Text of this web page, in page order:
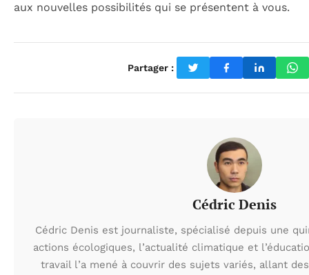
aux nouvelles possibilités qui se présentent à vous.
Partager :
Cédric Denis
Cédric Denis est journaliste, spécialisé depuis une
actions écologiques, l’actualité climatique et
travail l’a mené à couvrir des sujets variés, allant